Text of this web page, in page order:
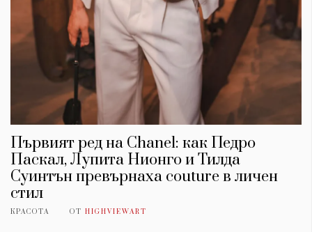
Първият ред на Chanel: как Педро
Паскал, Лупита Нионго и Тилда
Суинтън превърнаха couture в личен
стил
КРАСОТА ОТ HIGHVIEWART